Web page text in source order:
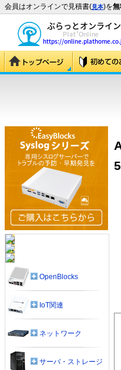
会員はオンラインで見積書(見本)を
OpenBlocks
IoT関連
ネットワーク
サーバ・ストレージ